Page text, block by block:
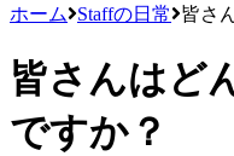
ホーム Staffの日常 皆さ
皆さんはど
ですか？